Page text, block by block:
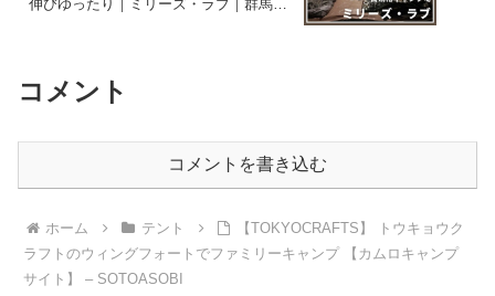
伸びゆったり｜ミリーズ・ラブ｜群馬県
コメント
コメントを書き込む
ホーム テント
【TOKYOCRAFTS】 トウキョウク
ラフトのウィングフォートでファミリーキャンプ 【カムロキャンプ
サイト】 – SOTOASOBI